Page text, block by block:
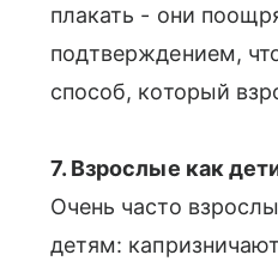
плакать - они
подтверждением,
способ, который
7. Взрослые как
Очень часто
детям: